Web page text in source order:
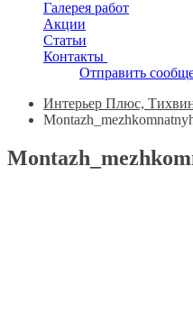
Галерея работ
Акции
Статьи
Контакты
Отправить
Интерьер Плюс,